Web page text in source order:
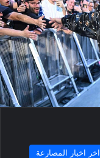
اخر اخبار المصارعة